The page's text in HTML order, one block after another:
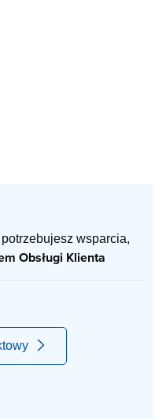
wsparcia,
Obsługi Klienta